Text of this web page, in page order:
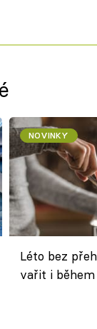
NOVINKY
Léto bez
vařit i